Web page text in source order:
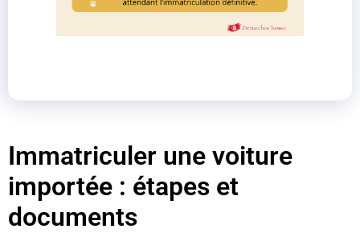
Immatriculer une voiture
importée : étapes et
documents